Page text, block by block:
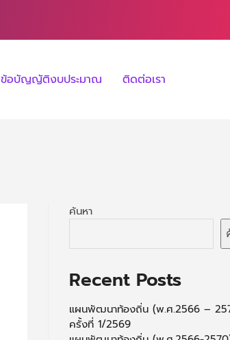
ข้อบัญญัติงบประมาณ ติดต่อเรา
ค้นหา
Recent Posts
แผนพัฒนาท้องถิ่น (พ.ศ.2566 –
ครั้งที่ 1/2569